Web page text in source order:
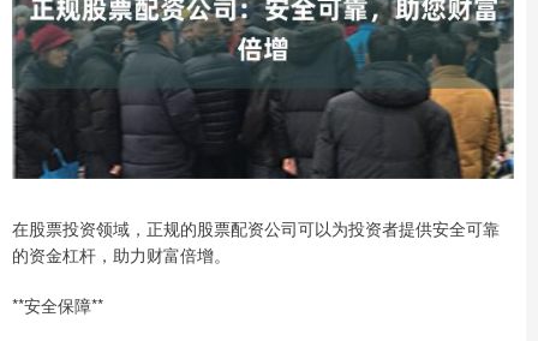
在股票投资领域，正规的股票配资公司可以为投资者提供安全可靠
的资金杠杆，助力财富倍增。
**安全保障**